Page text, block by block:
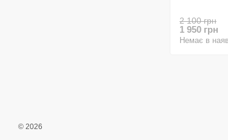
2 100 грн
1 950 грн
Немає в
© 2026